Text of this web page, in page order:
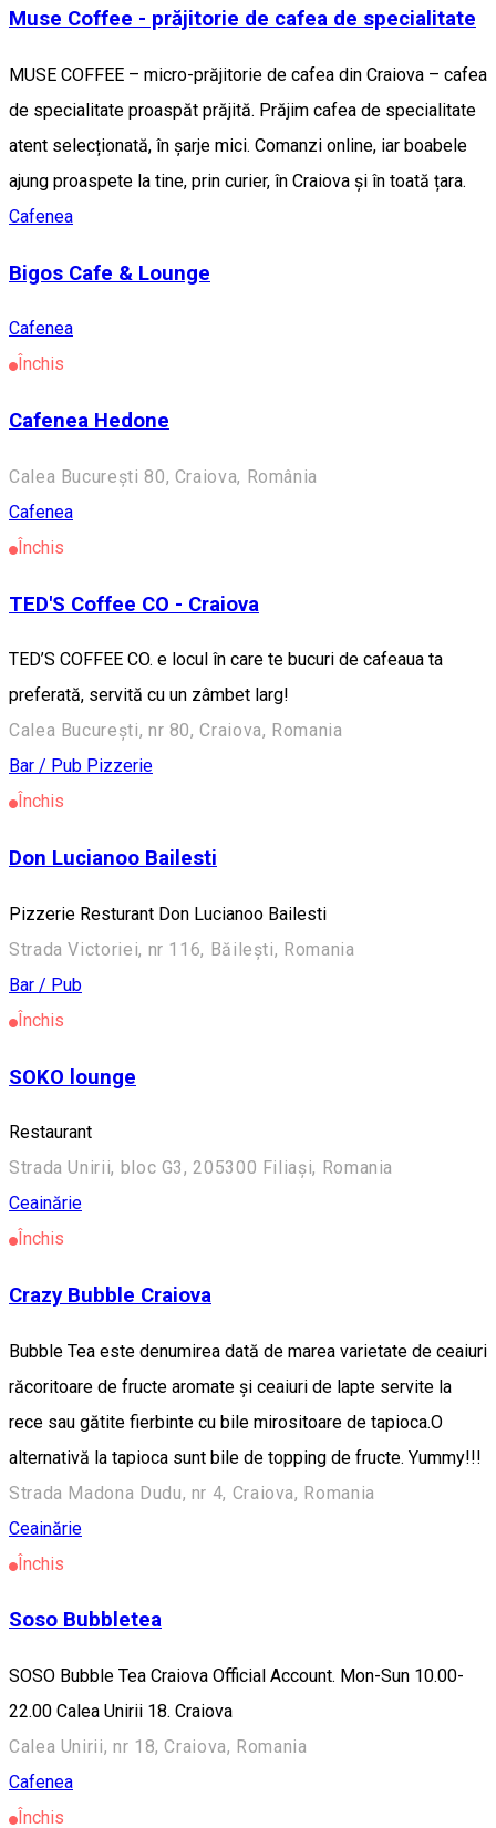
Muse Coffee - prăjitorie de cafea de specialitate
MUSE COFFEE – micro-prăjitorie de cafea din Craiova – cafea
de specialitate proaspăt prăjită. Prăjim cafea de specialitate
atent selecționată, în șarje mici. Comanzi online, iar boabele
ajung proaspete la tine, prin curier, în Craiova și în toată țara.
Cafenea
Bigos Cafe & Lounge
Cafenea
Închis
Cafenea Hedone
Calea București 80, Craiova, România
Cafenea
Închis
TED'S Coffee CO - Craiova
TED’S COFFEE CO. e locul în care te bucuri de cafeaua ta
preferată, servită cu un zâmbet larg!
Calea București, nr 80, Craiova, Romania
Bar / Pub Pizzerie
Închis
Don Lucianoo Bailesti
Pizzerie Resturant Don Lucianoo Bailesti
Strada Victoriei, nr 116, Băilești, Romania
Bar / Pub
Închis
SOKO lounge
Restaurant
Strada Unirii, bloc G3, 205300 Filiași, Romania
Ceainărie
Închis
Crazy Bubble Craiova
Bubble Tea este denumirea dată de marea varietate de ceaiuri
răcoritoare de fructe aromate și ceaiuri de lapte servite la
rece sau gătite fierbinte cu bile mirositoare de tapioca.O
alternativă la tapioca sunt bile de topping de fructe. Yummy!!!
Strada Madona Dudu, nr 4, Craiova, Romania
Ceainărie
Închis
Soso Bubbletea
SOSO Bubble Tea Craiova Official Account. Mon-Sun 10.00-
22.00 Calea Unirii 18. Craiova
Calea Unirii, nr 18, Craiova, Romania
Cafenea
Închis